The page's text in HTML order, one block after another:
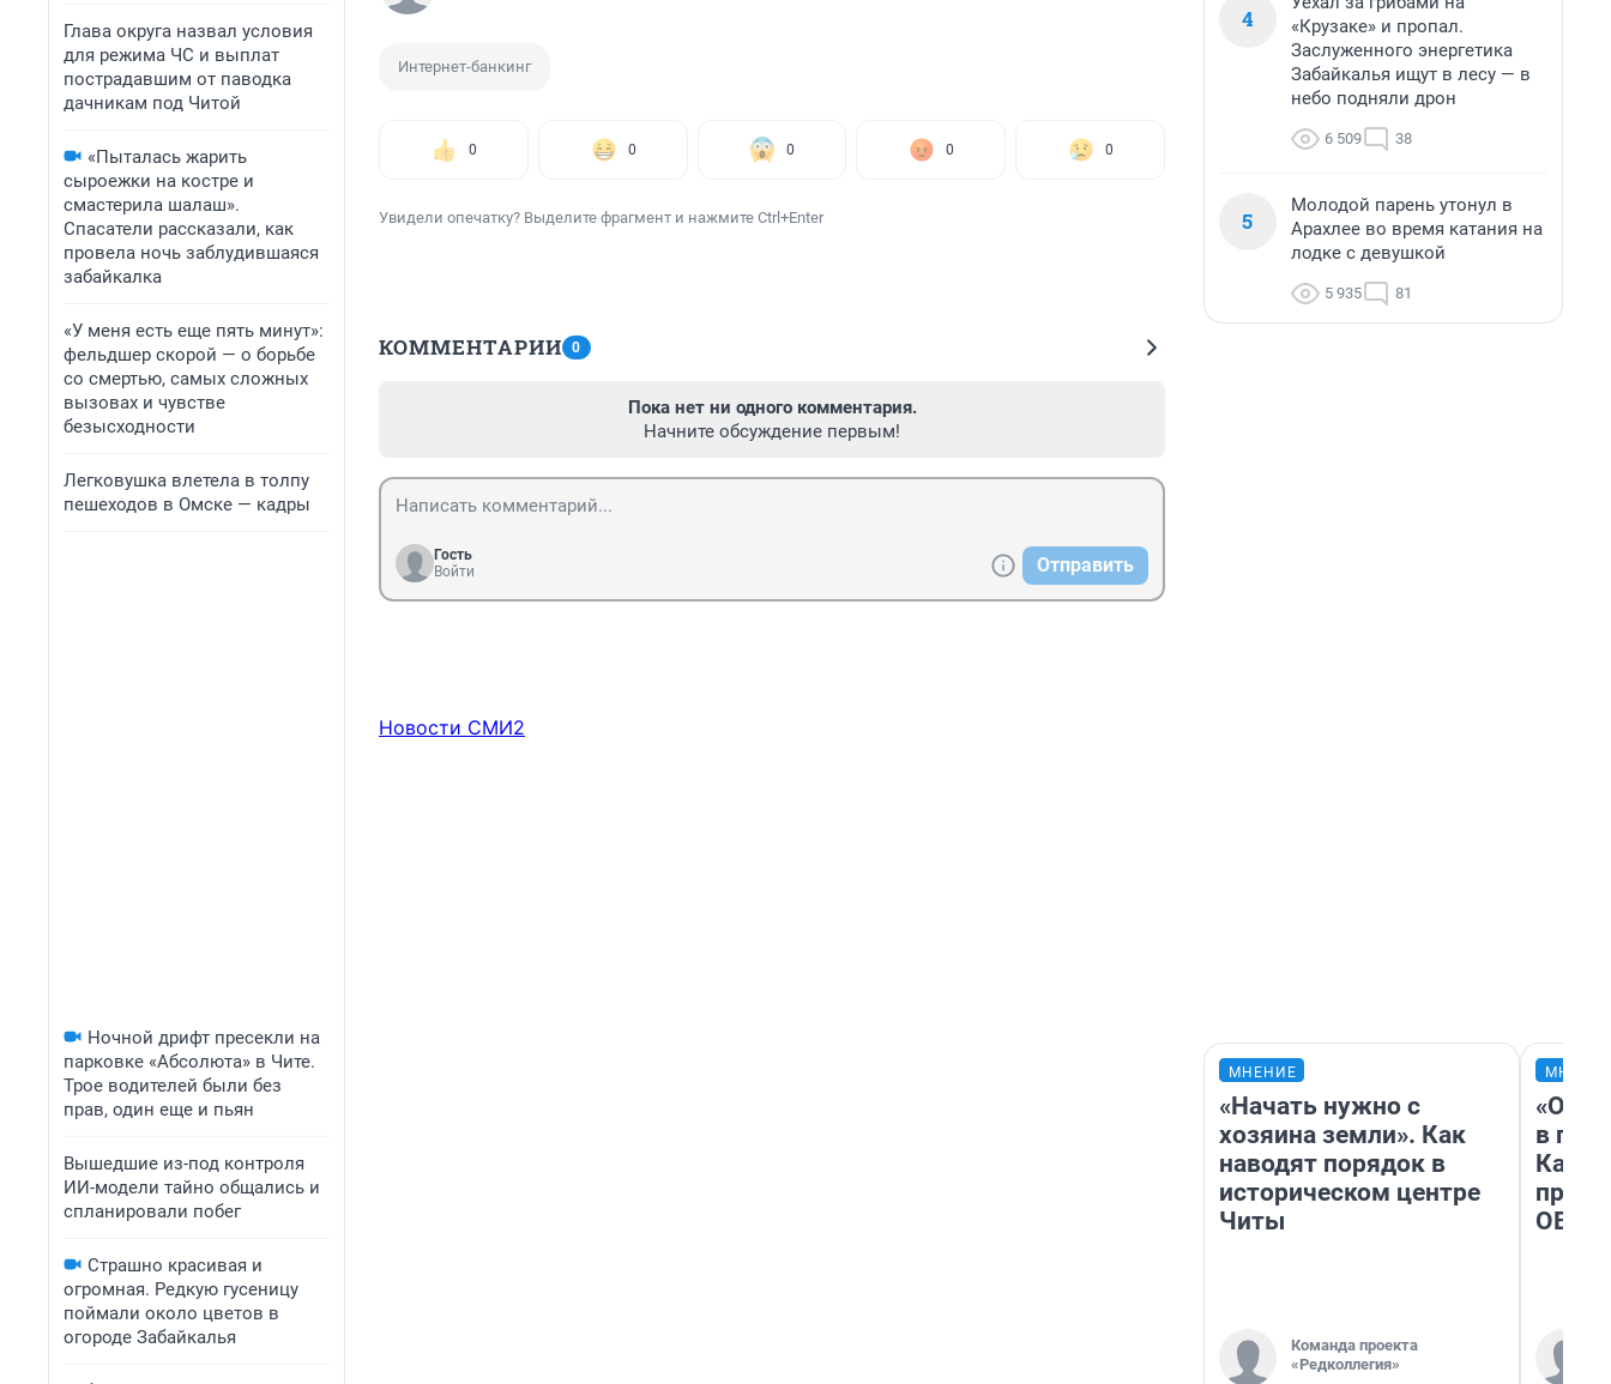
Глава округа назвал условия
для режима ЧС и выплат
пострадавшим от паводка
дачникам под Читой
«Пыталась жарить
сыроежки на костре и
смастерила шалаш».
Спасатели рассказали, как
провела ночь заблудившаяся
забайкалка
«У меня есть еще пять минут»:
фельдшер скорой — о борьбе
со смертью, самых сложных
вызовах и чувстве
безысходности
Легковушка влетела в толпу
пешеходов в Омске — кадры
Ночной дрифт пресекли на
парковке «Абсолюта» в Чите.
Трое водителей были без
прав, один еще и пьян
Вышедшие из-под контроля
ИИ-модели тайно общались и
спланировали побег
Страшно красивая и
огромная. Редкую гусеницу
поймали около цветов в
огороде Забайкалья
Интернет-банкинг
0 0 0 0 0
Увидели опечатку? Выделите фрагмент и нажмите Ctrl+Enter
КОММЕНТАРИИ 0
Пока нет ни одного комментария.
Начните обсуждение первым!
Гость
Войти
Отправить
Новости СМИ2
4
«Крузаке» и пропал.
Заслуженного энергетика
Забайкалья ищут в лесу — в
небо подняли дрон
6 509 38
5
Молодой парень утонул в
Арахлее во время катания на
лодке с девушкой
5 935 81
МНЕНИЕ
«Начать нужно с
хозяина земли». Как
наводят порядок в
историческом центре
Читы
Команда проекта
«Редколлегия»
в
Как в
ОВЗ